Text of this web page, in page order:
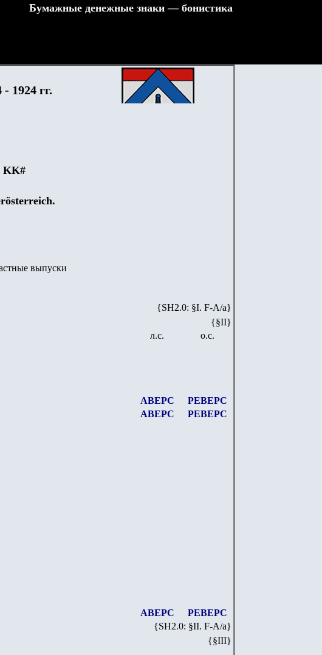
Бумажные денежные знаки — бонистика
1924 гг.
KK#
выпуски
{SH2.0: §I. F-А/а}
{§II}
л.с. о.с.
АВЕРС
РЕВЕРС
АВЕРС РЕВЕРС
АВЕРС
РЕВЕРС
{SH2.0: §II. F-A/a}
{§III}